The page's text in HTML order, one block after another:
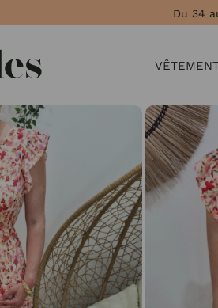
Du 34